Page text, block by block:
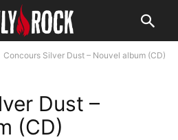
Concours Silver Dust – Nouvel album (CD)
Dust –
(CD)